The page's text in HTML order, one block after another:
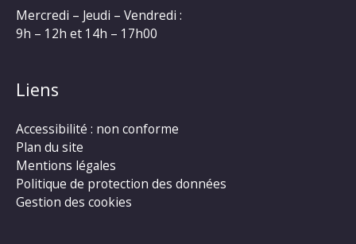
Mercredi – Jeudi – Vendredi :
9h – 12h et 14h – 17h00
Liens
Accessibilité : non conforme
Plan du site
Mentions légales
Politique de protection des données
Gestion des cookies